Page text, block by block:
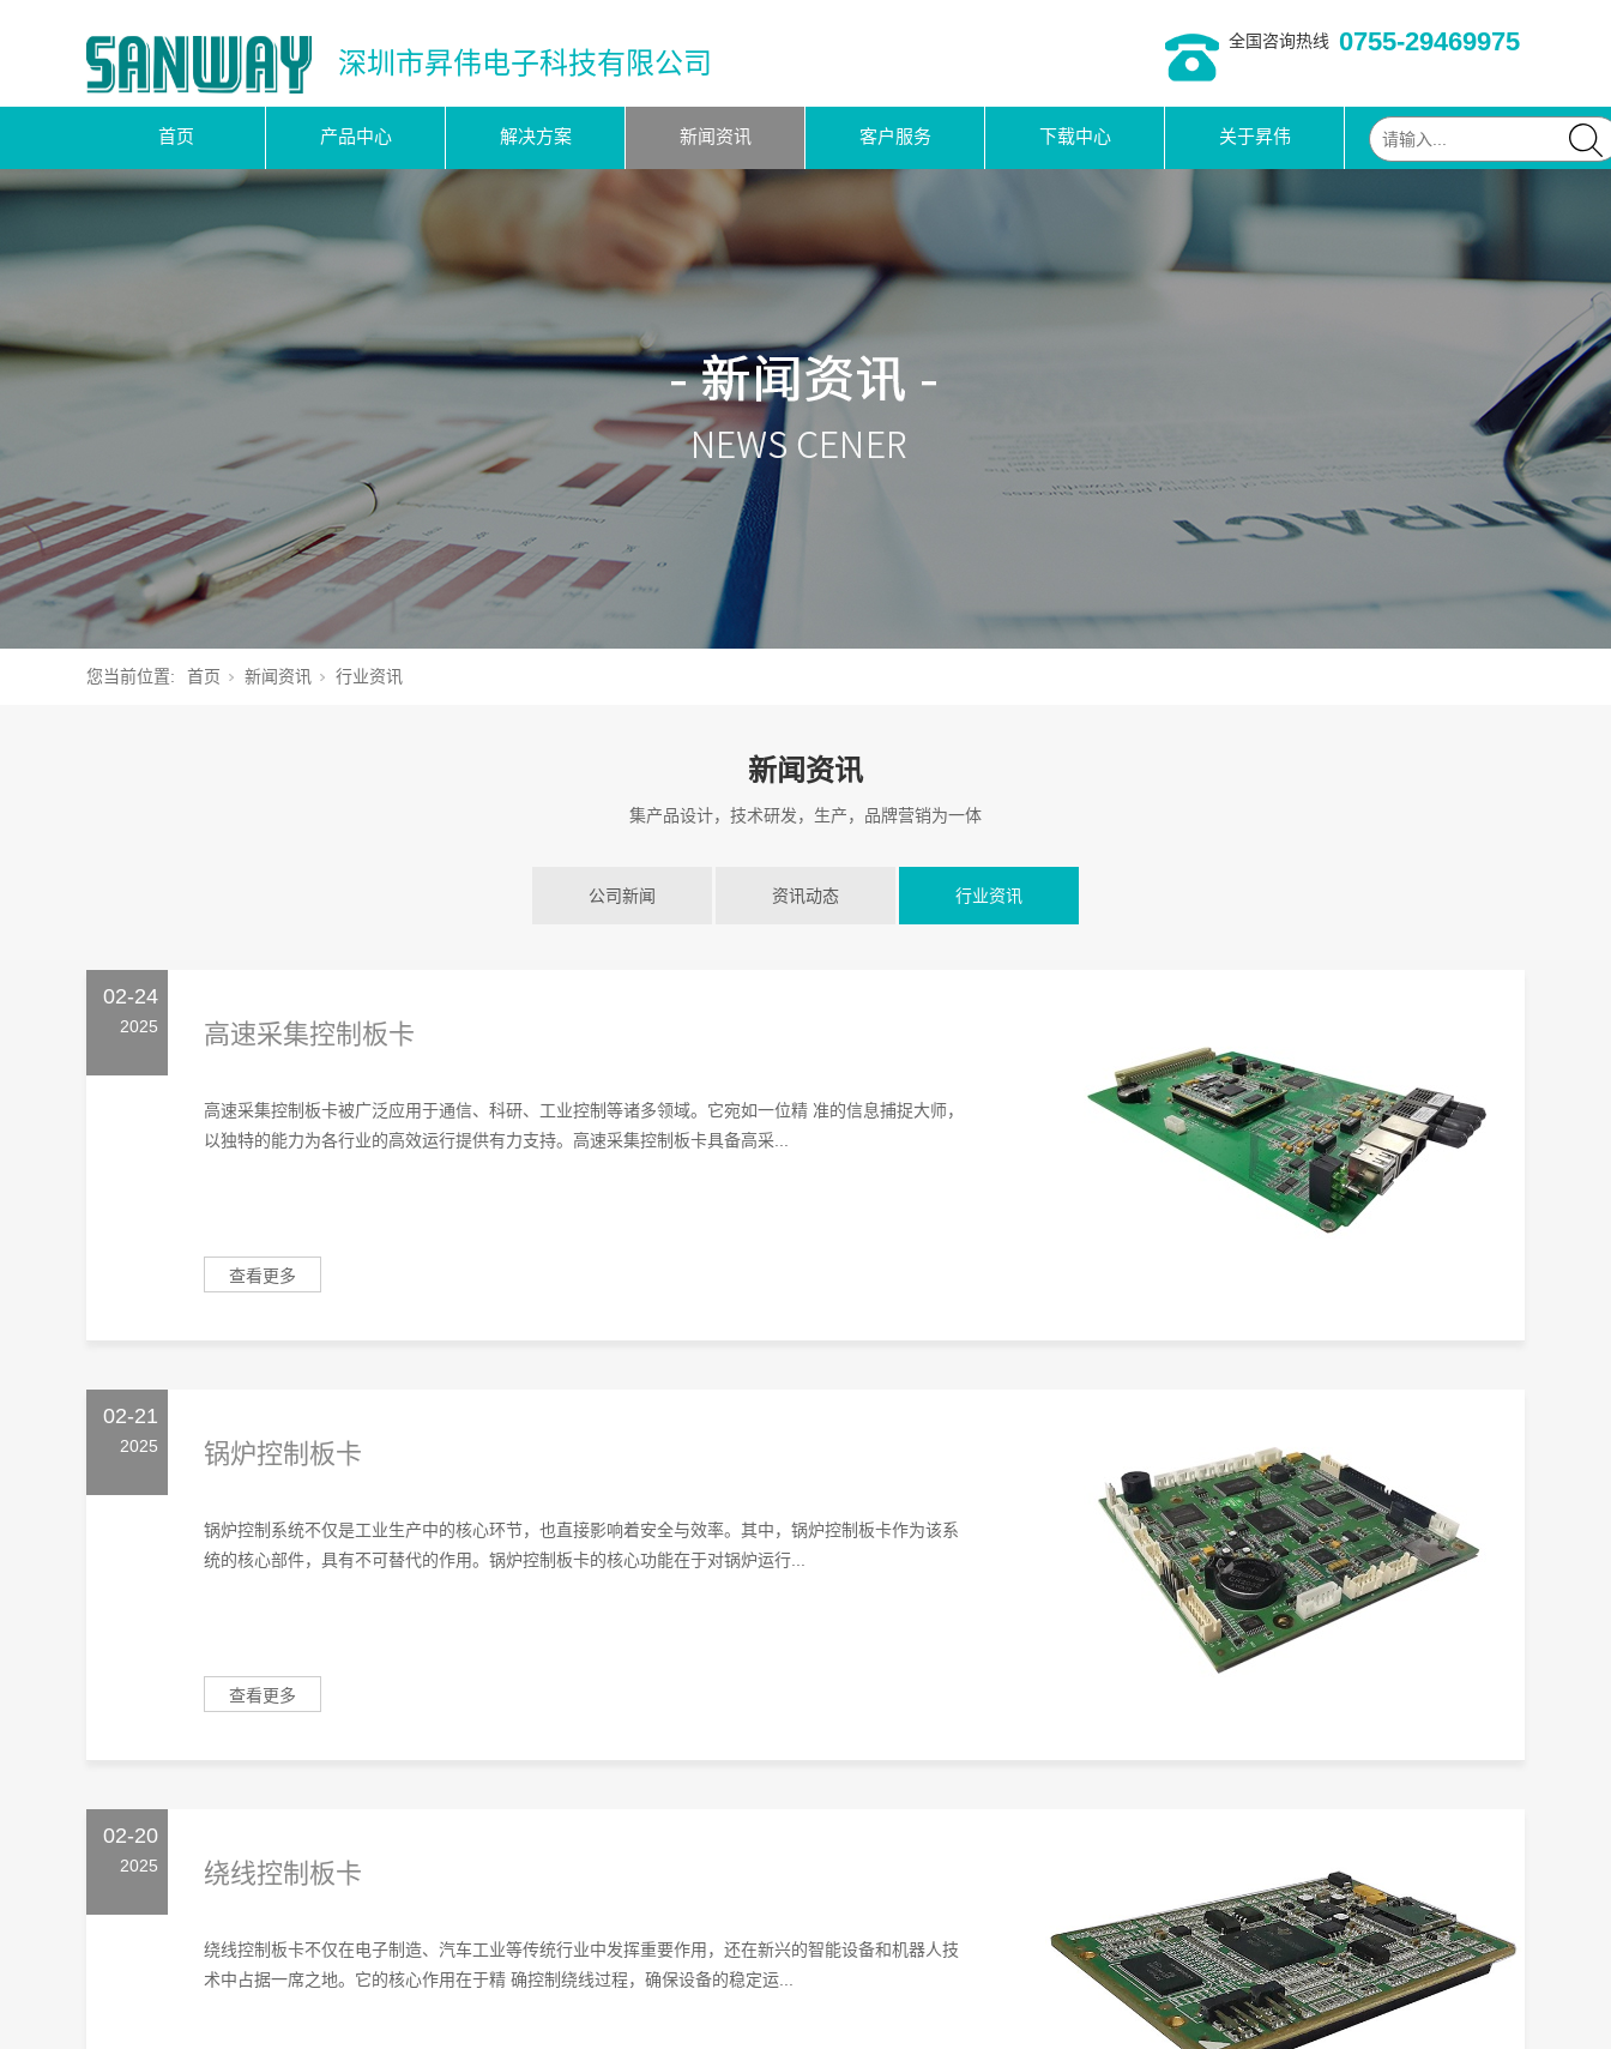
深圳市昇伟电子科技有限公司
全国咨询热线 0755-29469975
首页 产品中心 解决方案 新闻资讯 客户服务 下载中心 关于昇伟
您当前位置: 首页 新闻资讯 行业资讯
新闻资讯
集产品设计，技术研发，生产，品牌营销为一体
公司新闻 资讯动态 行业资讯
02-24
2025 高速采集控制板卡
高速采集控制板卡被广泛应用于通信、科研、工业控制等诸多领域。它宛如一位精 准的信息捕捉大师，
以独特的能力为各行业的高效运行提供有力支持。高速采集控制板卡具备高采...
查看更多
02-21
2025 锅炉控制板卡
锅炉控制系统不仅是工业生产中的核心环节，也直接影响着安全与效率。其中，锅炉控制板卡作为该系
统的核心部件，具有不可替代的作用。锅炉控制板卡的核心功能在于对锅炉运行...
查看更多
02-20
2025 绕线控制板卡
绕线控制板卡不仅在电子制造、汽车工业等传统行业中发挥重要作用，还在新兴的智能设备和机器人技
术中占据一席之地。它的核心作用在于精 确控制绕线过程，确保设备的稳定运...